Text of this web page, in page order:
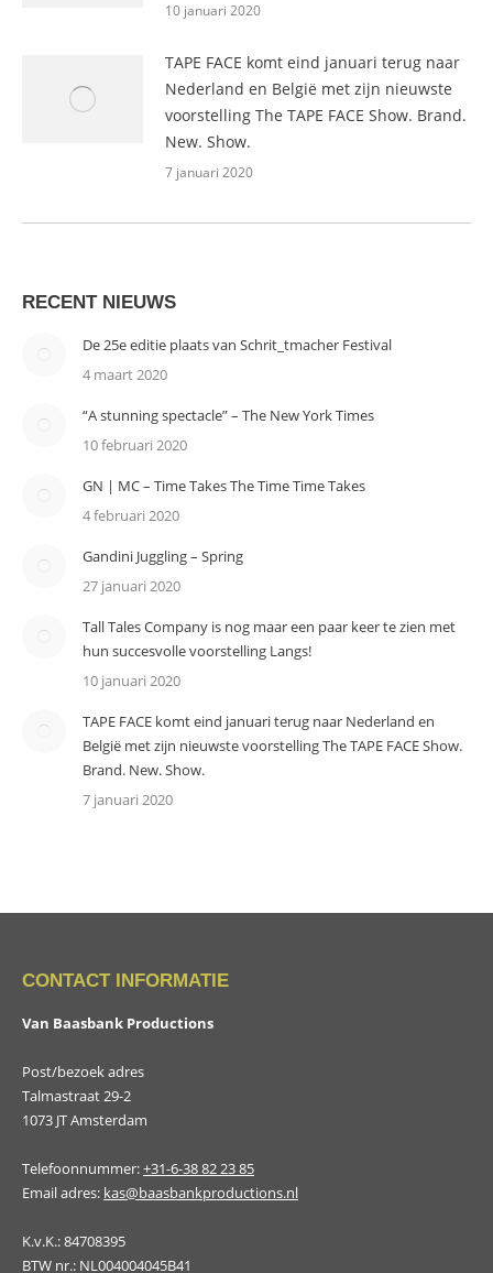
10 januari 2020
TAPE FACE komt eind januari terug naar
Nederland en België met zijn nieuwste
voorstelling The TAPE FACE Show. Brand.
New. Show.
7 januari 2020
RECENT NIEUWS
De 25e editie plaats van Schrit_tmacher Festival
4 maart 2020
“A stunning spectacle” – The New York Times
10 februari 2020
GN | MC – Time Takes The Time Time Takes
4 februari 2020
Gandini Juggling – Spring
27 januari 2020
Tall Tales Company is nog maar een paar keer te zien met
hun succesvolle voorstelling Langs!
10 januari 2020
TAPE FACE komt eind januari terug naar Nederland en
België met zijn nieuwste voorstelling The TAPE FACE Show.
Brand. New. Show.
7 januari 2020
CONTACT INFORMATIE
Van Baasbank Productions
Post/bezoek adres
Talmastraat 29-2
1073 JT Amsterdam
Telefoonnummer:+31-6-38 82 23 85
Email adres: kas@baasbankproductions.nl
K.v.K.: 84708395
BTW nr.: NL004004045B41